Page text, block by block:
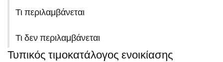
Τι περιλαμβάνεται
Τι δεν περιλαμβάνεται
Τυπικός τιμοκατάλογος ενοικίασης